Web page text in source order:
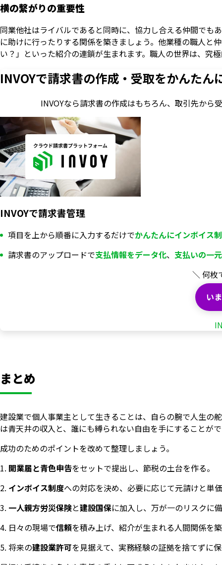
横の繋がりの重要性
同業他社はライバルであると同時に、協力し合える仲間でも
に助けに行ったりする関係を築きましょう。他業種の職人と
い？」といった紹介の連鎖が生まれます。職人の世界は、究
INVOYで請求書の作成・ 受取をかんたん
INVOYなら請求書の作成はもちろん、 取引先から
INVOYで請求書管理
項目を上から順番に入力するだけでかんたんにインボイス
請求書のアップロードで支払情報をデータ化、 支払いの一
＼ 何枚
い
まとめ
建設業で個人事業主として生きることは、自らの腕で人生の
は青天井の収入と、誰にも縛られない自由を手にすることが
成功のためのポイントを改めて整理しましょう。
開業届と青色申告をセットで提出し、節税の土台を作る。
インボイス制度への対応を決め、必要に応じて元請けと単
一人親方労災保険と建設国保に加入し、万が一のリスクに
日々の現場で信頼を積み上げ、紹介が生まれる人間関係を
将来の建設業許可を見据えて、実務経験の証拠を捨てずに